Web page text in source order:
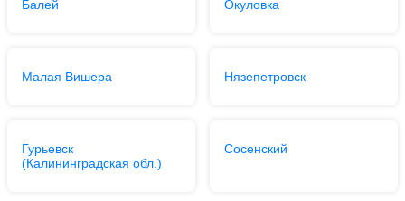
Балей Окуловка
Малая Вишера Нязепетровск
Гурьевск
(Калининградская обл.)
Сосенский